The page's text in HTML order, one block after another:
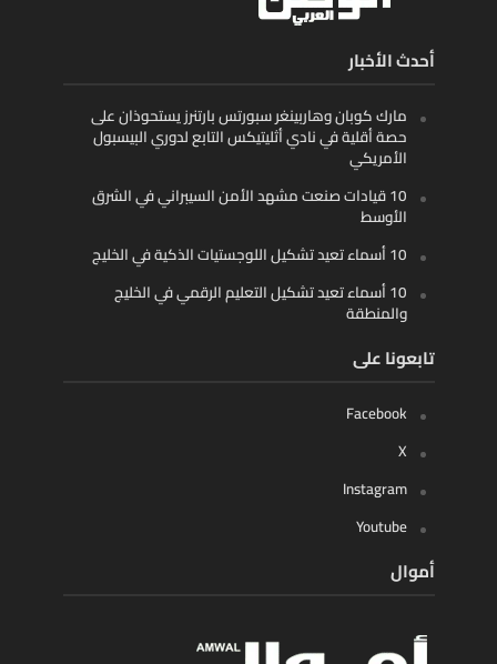
أحدث الأخبار
مارك كوبان وهاربينغر سبورتس بارتنرز يستحوذان على
حصة أقلية في نادي أثليتيكس التابع لدوري البيسبول
الأمريكي
10 قيادات صنعت مشهد الأمن السيبراني في الشرق
الأوسط
10 أسماء تعيد تشكيل اللوجستيات الذكية في الخليج
10 أسماء تعيد تشكيل التعليم الرقمي في الخليج
والمنطقة
تابعونا على
Facebook
X
Instagram
Youtube
أموال